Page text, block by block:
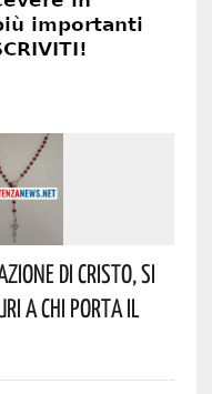
Di Cristo, Si
A Chi Porta Il